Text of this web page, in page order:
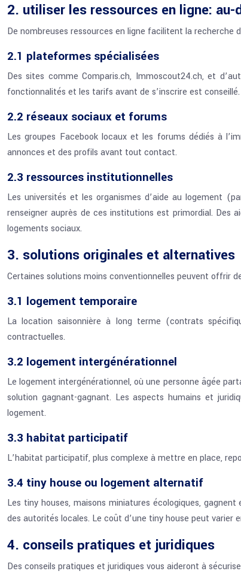
2. utiliser les ressources en ligne:
De nombreuses ressources en ligne facilitent la recherche
2.1 plateformes spécialisées
Des sites comme Comparis.ch, Immoscout24.ch, et
fonctionnalités et les tarifs avant de s’inscrire est conseillé.
2.2 réseaux sociaux et forums
Les groupes Facebook locaux et les forums dédiés à
annonces et des profils avant tout contact.
2.3 ressources institutionnelles
Les universités et les organismes d’aide au logement
renseigner auprès de ces institutions est primordial. Des
logements sociaux.
3. solutions originales et alternatives
Certaines solutions moins conventionnelles peuvent offrir
3.1 logement temporaire
La location saisonnière à long terme (contrats
contractuelles.
3.2 logement intergénérationnel
Le logement intergénérationnel, où une personne âgée
solution gagnant-gagnant. Les aspects humains et
logement.
3.3 habitat participatif
L’habitat participatif, plus complexe à mettre en place,
3.4 tiny house ou logement alternatif
Les tiny houses, maisons miniatures écologiques,
des autorités locales. Le coût d’une tiny house peut varier
4. conseils pratiques et juridiques
Des conseils pratiques et juridiques vous aideront à